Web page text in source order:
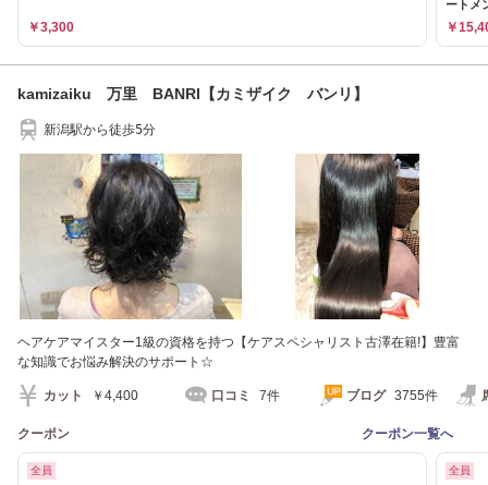
￥3,300
ートメ
￥
kamizaiku 万里 BANRI【カミザイク バンリ】
新潟駅から徒歩5分
ヘアケアマイスター1級の資格を持つ【ケアスペシャリスト古澤在籍!】豊富
な知識でお悩み解決のサポート☆
カット ￥4,400 口コミ 7件 ブログ 3755件
クーポン クーポン一覧へ
全員 全員